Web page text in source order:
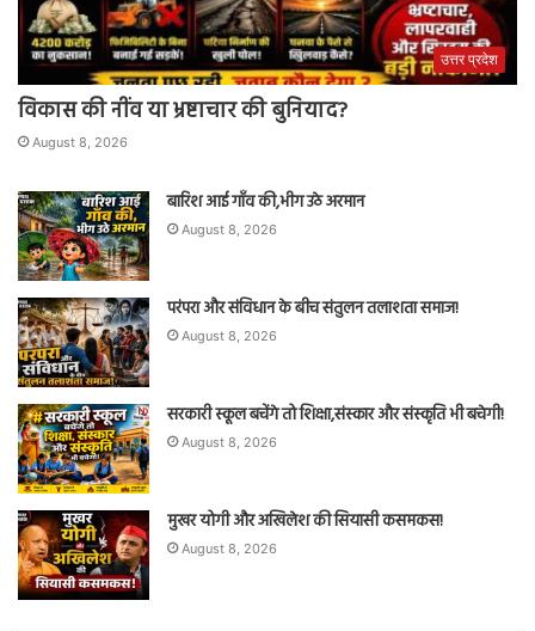
उत्तर प्रदेश
विकास की नींव या भ्रष्टाचार की बुनियाद?
August 8, 2026
बारिश आई गाँव की,भीग उठे अरमान
August 8, 2026
परंपरा और संविधान के बीच संतुलन तलाशता समाज!
August 8, 2026
सरकारी स्कूल बचेंगे तो शिक्षा,संस्कार और संस्कृति भी बचेगी!
August 8, 2026
मुखर योगी और अखिलेश की सियासी कसमकस!
August 8, 2026